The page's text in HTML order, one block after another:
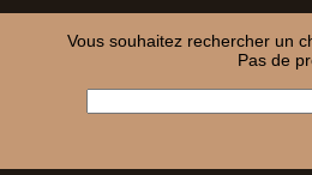
Vous souhaitez rechercher un
Pas de